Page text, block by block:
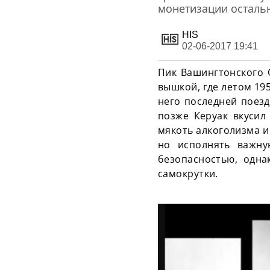
монетизации
HIS
02-06-2017 19:41
Пик Вашингтонского
вышкой, где летом
него последней
позже Керуак
мякоть алкоголизма
но исполнять
безопасностью,
самокрутки.